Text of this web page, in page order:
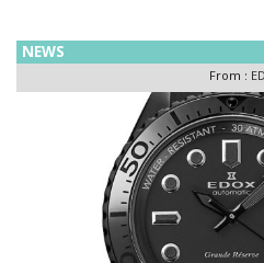
プチュニアンを発売～ブルー・
リンカラーとウェーブ、No.8
EDOX（ エドックス）が、マリ
（ ムータ
NEWS
From :